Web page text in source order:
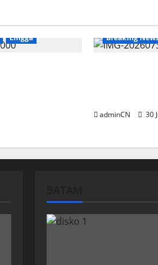
Lingga Breaking
adminCN 30